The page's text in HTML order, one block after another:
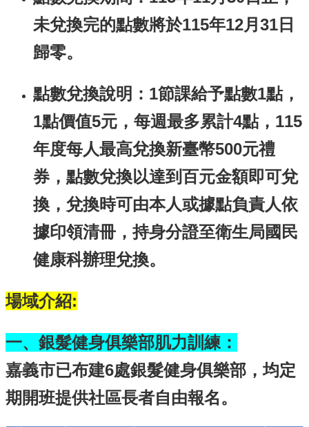
未兌換完的點數將於115年12月31日
歸零。
點數兌換說明：1節課給予點數1點，
1點價值5元，每週最多累計4點，115
年度每人最高兌換新臺幣500元禮
券，點數兌換以達到百元金額即可兌
換，兌換時可由本人或據點負責人依
據印領清冊，持身分證至衛生局國民
健康科辦理兌換。
場域介紹:
一、銀髮健身俱樂部肌力訓練：
嘉義市已布建6處銀髮健身俱樂部，均定
期開班提供社區長者自由報名。